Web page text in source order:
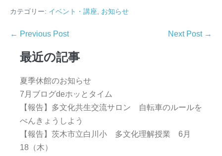
カテゴリー: イベント・講座, お知らせ
← Previous Post Next Post →
最近の記事
夏季休館のお知らせ
7月ブログdeホッとタイム
【報告】多文化共生交流サロン 自転車のルールを
べんきょうしよう
【報告】茨木市立白川小 多文化理解授業 6月
18（木）